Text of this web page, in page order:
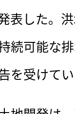
表した。
続可能な
を受けて